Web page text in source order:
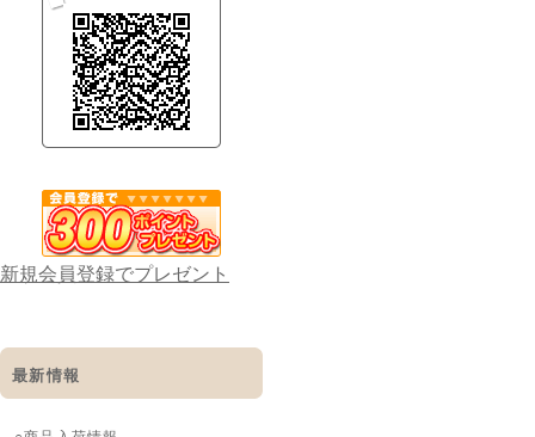
新規会員登録でプレゼント
最新情報